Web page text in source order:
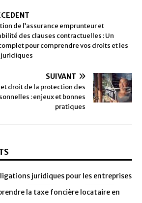
de l’assurance emprunteur et
des clauses contractuelles : Un
pour comprendre vos droits et les
juridiques
SUIVANT
droit de la protection des
: enjeux et bonnes
pratiques
juridiques pour les entreprises
la taxe foncière locataire en